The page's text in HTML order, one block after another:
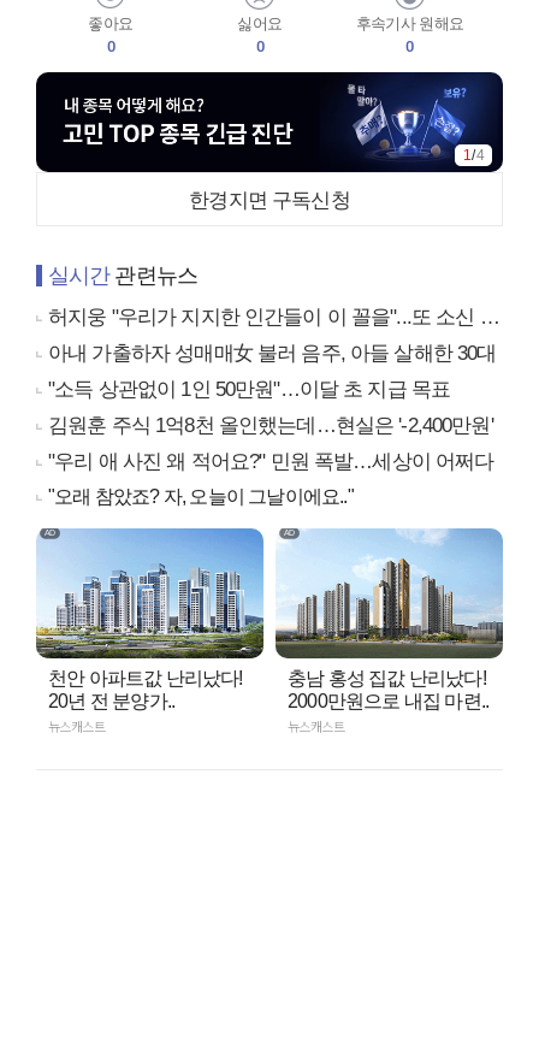
좋아요
0
싫어요
0
후속기사 원해요
0
1/4
한경지면 구독신청
실시간관련뉴스
허지웅 "우리가 지지한 인간들이 이 꼴을"...또 소신 발언
아내 가출하자 성매매女 불러 음주, 아들 살해한 30대
"소득 상관없이 1인 50만원"…이달 초 지급 목표
김원훈 주식 1억8천 올인했는데…현실은 '-2,400만원'
"우리 애 사진 왜 적어요?" 민원 폭발…세상이 어쩌다
"오래 참았죠? 자, 오늘이 그날이에요.."
천안 아파트값 난리났다!
20년 전 분양가..
뉴스캐스트
충남 홍성 집값 난리났다!
2000만원으로 내집 마련..
뉴스캐스트